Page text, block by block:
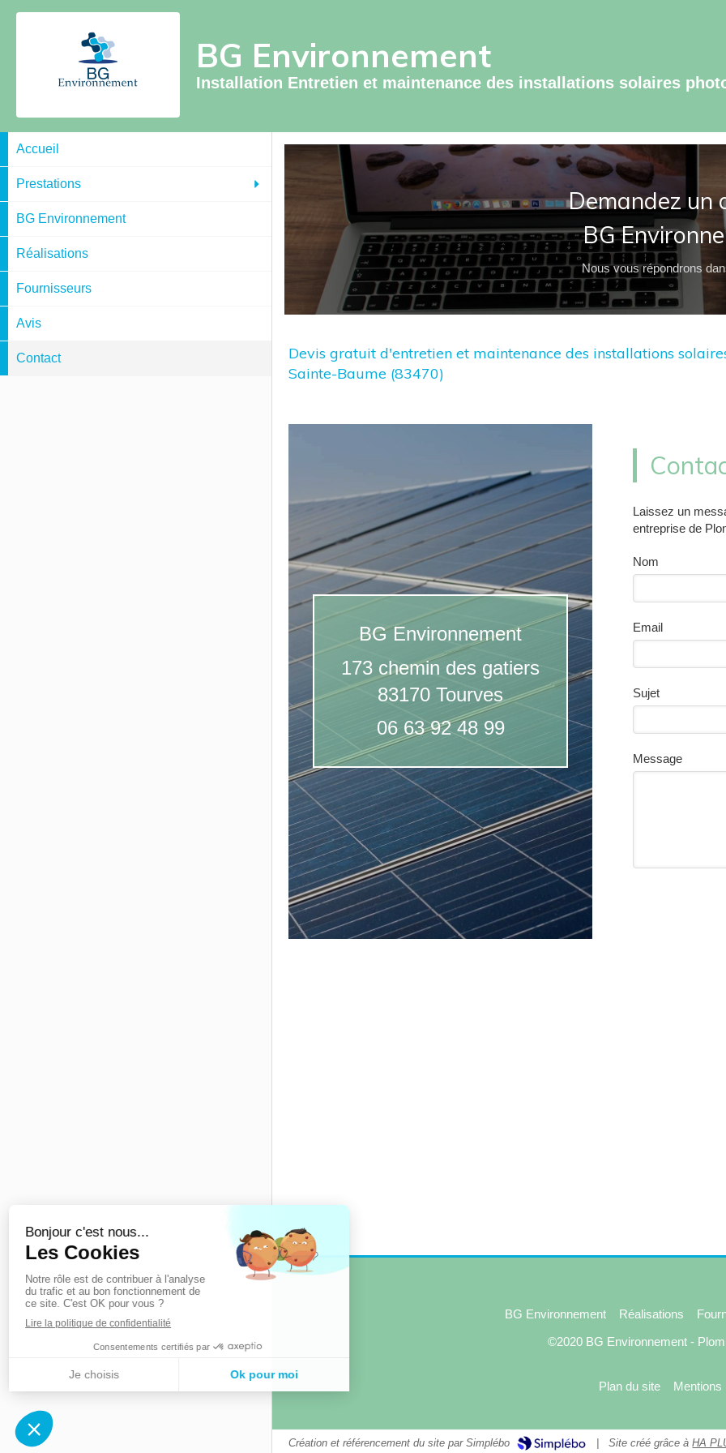
BG Environnement
Installation Entretien et maintenance des installations solaires
Accueil
Prestations
BG Environnement
Réalisations
Fournisseurs
Avis
Contact
Demandez un
BG
Nous vous répondrons
Devis gratuit d'entretien et maintenance des installations
Sainte-Baume (83470)
BG Environnement
173 chemin des gatiers
83170 Tourves
06 63 92 48 99
Laissez un
entreprise de
Nom
Email
Sujet
Message
BG Environnement Réalisations
©2020 BG Environnement -
Plan du site Mentions
Création et référencement du site par Simplébo | Site créé grâce àHA